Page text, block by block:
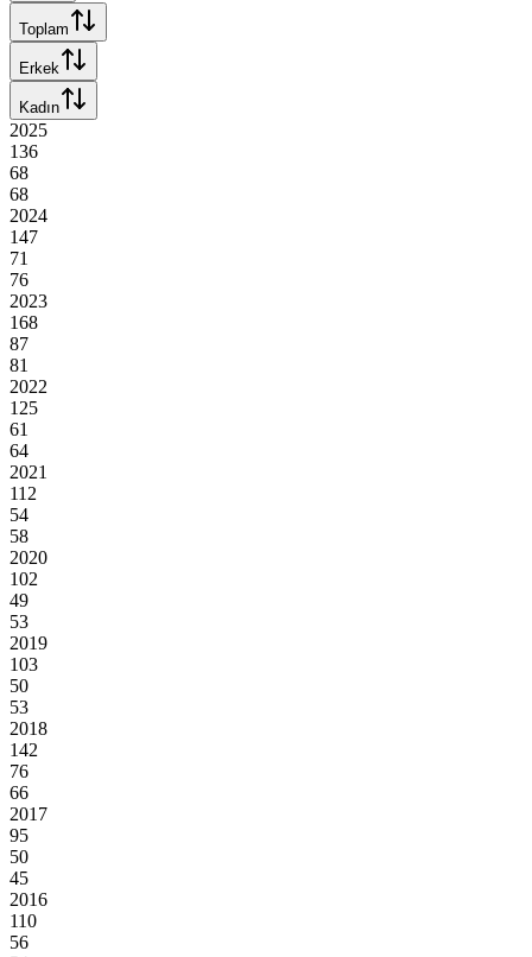
Toplam
Erkek
Kadın
2025
136
68
68
2024
147
71
76
2023
168
87
81
2022
125
61
64
2021
112
54
58
2020
102
49
53
2019
103
50
53
2018
142
76
66
2017
95
50
45
2016
110
56